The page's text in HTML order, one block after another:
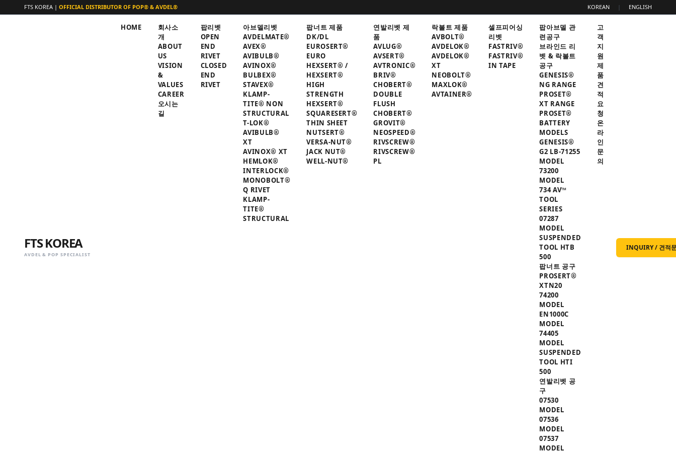
FTS KOREA | OFFICIAL DISTRIBUTOR OF POP® & AVDEL® KOREAN | ENGLISH
FTS KOREA
AVDEL & POP SPECIALIST
HOME
회사소
개
ABOUT
US
VISION
&
VALUES
CAREER
오시는
길
팝리벳
OPEN
END
RIVET
CLOSED
END
RIVET
아브델리벳
AVDELMATE®
AVEX®
AVIBULB®
AVINOX®
BULBEX®
STAVEX®
KLAMP-
TITE® NON
STRUCTURAL
T-LOK®
AVIBULB®
XT
AVINOX® XT
HEMLOK®
INTERLOCK®
MONOBOLT®
Q RIVET
KLAMP-
TITE®
STRUCTURAL
팝너트 제품
DK/DL
EUROSERT®
EURO
HEXSERT® /
HEXSERT®
HIGH
STRENGTH
HEXSERT®
SQUARESERT®
THIN SHEET
NUTSERT®
VERSA-NUT®
JACK NUT®
WELL-NUT®
연발리벳 제
품
AVLUG®
AVSERT®
AVTRONIC®
BRIV®
CHOBERT®
DOUBLE
FLUSH
CHOBERT®
GROVIT®
NEOSPEED®
RIVSCREW®
RIVSCREW®
PL
락볼트 제품
AVBOLT®
AVDELOK®
AVDELOK®
XT
NEOBOLT®
MAXLOK®
AVTAINER®
셀프피어싱
리벳
FASTRIV®
FASTRIV®
IN TAPE
팝아브델 관
련공구
브라인드 리
벳 & 락볼트
공구
GENESIS®
NG RANGE
PROSET®
XT RANGE
PROSET®
BATTERY
MODELS
GENESIS®
G2 LB-71255
MODEL
73200
MODEL
734 AV™
TOOL
SERIES
07287
MODEL
SUSPENDED
TOOL HTB
500
팝너트 공구
PROSERT®
XTN20
74200
MODEL
EN1000C
MODEL
74405
MODEL
SUSPENDED
TOOL HTI
500
연발리벳 공
구
07530
MODEL
07536
MODEL
07537
MODEL
고
객
지
원
제
품
견
적
요
청
온
라
인
문
의
INQUIRY / 견적